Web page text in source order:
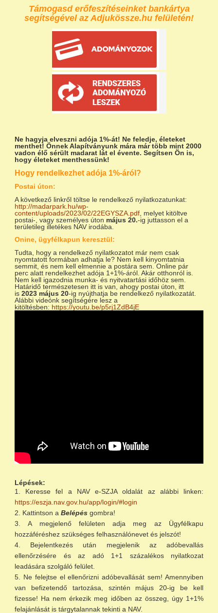
Támogasd erőfeszítéseinket bankártya
segítségével az Adjukössze.hu felületén!
Ne hagyja elveszni adója 1%-át! Ne feledje, életeket
menthet! Önnek Alapítványunk mára már több mint 2000
vadon élő sérült madarat lát el évente. Segítsen Ön is,
hogy életeket menthessünk!
Hogy rendelkezhet adója 1%-áról?
Postai úton:
A következő linkről töltse le rendelkező nyilatkozatunkat:
http://madarpark.hu/wp-
content/uploads/2023/02/22EGYSZA.pdf, melyet kitöltve
postai-, vagy személyes úton május 20.-ig juttasson el a
területileg illetékes NAV irodába.
Onine, ügyfélkapun keresztül:
Tudta, hogy a rendelkező nyilatkozatot már nem csak
nyomtatott formában adhatja le? Nem kell kinyomtatnia
semmit, és nem kell elmennie a postára sem. Online pár
perc alatt rendelkezhet adója 1+1%-áról. Akár otthonról is.
Nem kell igazodnia munka- és nyitvatartási időhöz sem.
Határidő természetesen itt is van, ahogy postai úton, itt
is 2023 május 20-ig nyújthatja be rendelkező nyilatkozatát.
Alábbi videónk segítségére lesz a
kitöltésben: https://youtu.be/p5rj1ZdB4jE
Lépések:
Keresse fel a NAV e-SZJA oldalát az alábbi linken:
https://eszja.nav.gov.hu/app/login/#login
Kattintson a Belépés gombra!
A megjelenő felületen adja meg az Ügyfélkapu
hozzáféréshez szükséges felhasználónevet és jelszót!
Bejelentkezés után megjelenik az adóbevallás
ellenőrzésére és az adó 1+1 százalékos nyilatkozat
leadására szolgáló felület.
Ne felejtse el ellenőrizni adóbevallását sem! Amennyiben
van befizetendő tartozása, szintén május 20-ig be kell
fizesse! Ha nem érkezik meg időben az összeg, úgy 1+1%
felajánlását is tárgytalannak tekinti a NAV.